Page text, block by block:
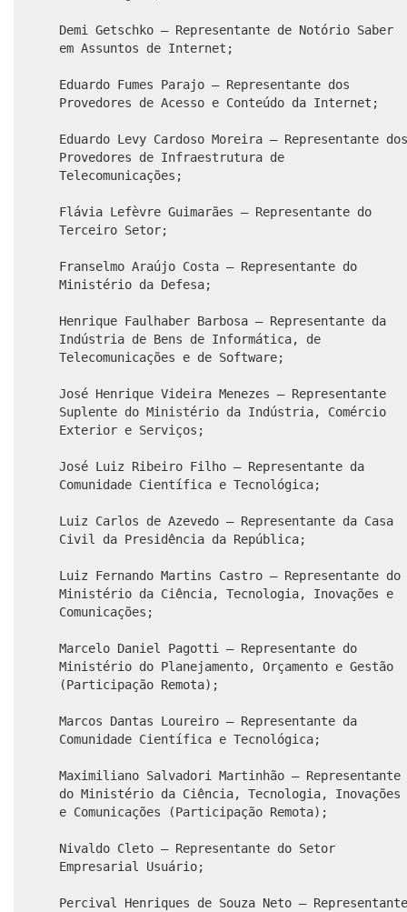
Demi Getschko – Representante de Notório Saber
em Assuntos de Internet;
Eduardo Fumes Parajo – Representante dos
Provedores de Acesso e Conteúdo da Internet;
Eduardo Levy Cardoso Moreira – Representante dos
Provedores de Infraestrutura de
Telecomunicações;
Flávia Lefèvre Guimarães – Representante do
Terceiro Setor;
Franselmo Araújo Costa – Representante do
Ministério da Defesa;
Henrique Faulhaber Barbosa – Representante da
Indústria de Bens de Informática, de
Telecomunicações e de Software;
José Henrique Videira Menezes – Representante
Suplente do Ministério da Indústria, Comércio
Exterior e Serviços;
José Luiz Ribeiro Filho – Representante da
Comunidade Científica e Tecnológica;
Luiz Carlos de Azevedo – Representante da Casa
Civil da Presidência da República;
Luiz Fernando Martins Castro – Representante do
Ministério da Ciência, Tecnologia, Inovações e
Comunicações;
Marcelo Daniel Pagotti – Representante do
Ministério do Planejamento, Orçamento e Gestão
(Participação Remota);
Marcos Dantas Loureiro – Representante da
Comunidade Científica e Tecnológica;
Maximiliano Salvadori Martinhão – Representante
do Ministério da Ciência, Tecnologia, Inovações
e Comunicações (Participação Remota);
Nivaldo Cleto – Representante do Setor
Empresarial Usuário;
Percival Henriques de Souza Neto – Representante